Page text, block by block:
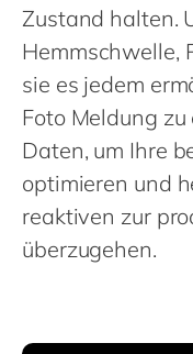
Morocco
Netherlands
Philippines
Singapore
UK & Ireland
USA & Canada
Zustand halten.
Hemmschwelle,
sie es jedem
Foto Meldung
Daten, um Ihre
optimieren und
reaktiven zur
überzugehen.